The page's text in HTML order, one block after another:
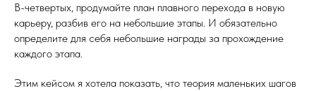
В-четвертых, продумайте план плавного перехода в новую
карьеру, разбив его на небольшие этапы. И обязательно
определите для себя небольшие награды за прохождение
каждого этапа.
Этим кейсом я хотела показать, что теория маленьких шагов